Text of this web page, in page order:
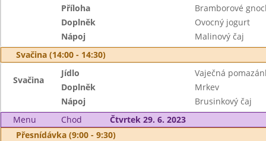
Příloha
Bramborové
Doplněk
Ovocný jogurt
Nápoj
Malinový čaj
Svačina (14:00 - 14:30)
Svačina
Jídlo
Vaječná
Doplněk
Mrkev
Nápoj
Brusinkový čaj
Menu
Chod
Čtvrtek 29. 6. 2023
Přesnídávka (9:00 - 9:30)